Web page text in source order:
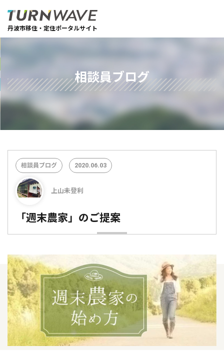
丹波市移住・定住ポータルサイト
相談員ブログ
相談員ブログ 2020.06.03
上山未登利
「週末農家」のご提案